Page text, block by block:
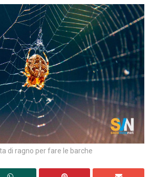
di ragno per fare le barche